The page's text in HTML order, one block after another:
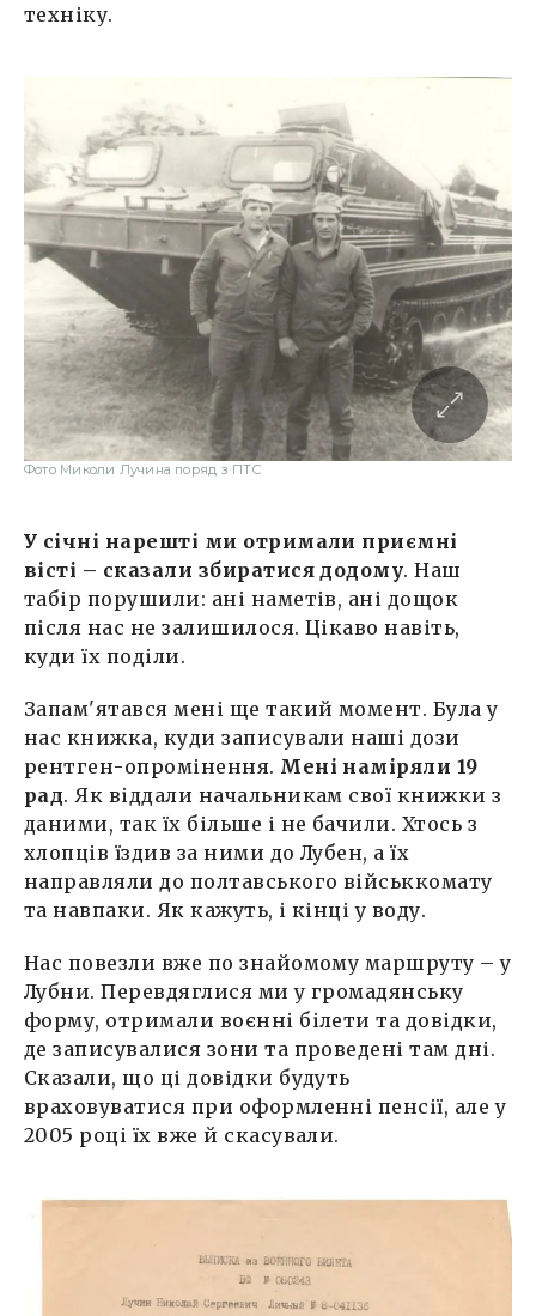
техніку.
Фото Миколи Лучина поряд з ПТС
У січні нарешті ми отримали приємні
вісті – сказали збиратися додому. Наш
табір порушили: ані наметів, ані дощок
після нас не залишилося. Цікаво навіть,
куди їх поділи.
Запам'ятався мені ще такий момент. Була у
нас книжка, куди записували наші дози
рентген-опромінення. Мені наміряли 19
рад. Як віддали начальникам свої книжки з
даними, так їх більше і не бачили. Хтось з
хлопців їздив за ними до Лубен, а їх
направляли до полтавського військкомату
та навпаки. Як кажуть, і кінці у воду.
Нас повезли вже по знайомому маршруту – у
Лубни. Перевдяглися ми у громадянську
форму, отримали воєнні білети та довідки,
де записувалися зони та проведені там дні.
Сказали, що ці довідки будуть
враховуватися при оформленні пенсії, але у
2005 році їх вже й скасували.